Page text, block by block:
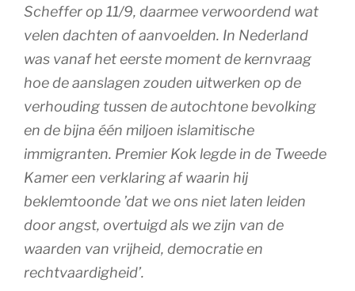
Scheffer op 11/9, daarmee verwoordend wat
velen dachten of aanvoelden. In Nederland
was vanaf het eerste moment de kernvraag
hoe de aanslagen zouden uitwerken op de
verhouding tussen de autochtone bevolking
en de bijna één miljoen islamitische
immigranten. Premier Kok legde in de Tweede
Kamer een verklaring af waarin hij
beklemtoonde ’dat we ons niet laten leiden
door angst, overtuigd als we zijn van de
waarden van vrijheid, democratie en
rechtvaardigheid’.